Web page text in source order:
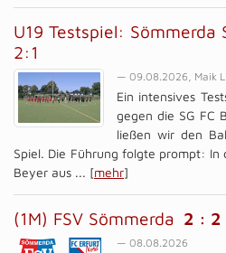
U19 Testspiel: Sömmerda
2:1
— 09.08.2026, Maik
Ein intensives
gegen die SG FC
ließen wir den
Spiel. Die Führung folgte prompt:
Beyer aus ... [mehr]
(1M) FSV Sömmerda 2 : 2
— 08.08.2026